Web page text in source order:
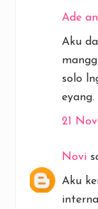
Ade
Aku
solo
21
Novi
Aku